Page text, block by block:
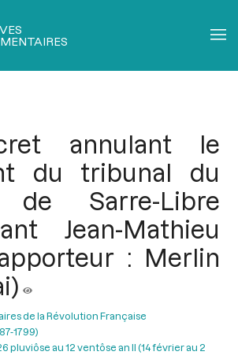
annulant le
du tribunal du
de Sarre-Libre
Jean-Mathieu
: Merlin
de la Révolution Française
1799)
pluviôse au 12 ventôse an II (14 février au 2